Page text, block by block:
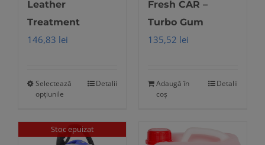
Leather
Treatment
146,83 lei
Selectează
opțiunile
Acest
mai
Detalii
Fresh CAR –
Turbo Gum
135,52 lei
Adaugă în
coș
Detalii
Stoc epuizat